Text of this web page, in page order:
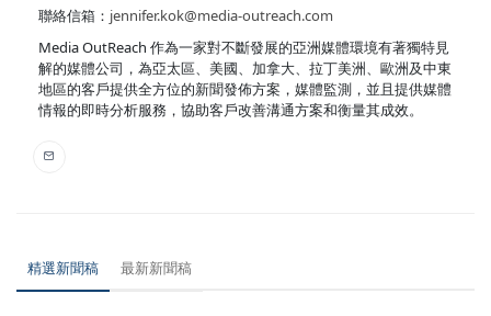
聯絡信箱： jennifer.kok@media-outreach.com
Media OutReach 作為一家對不斷發展的亞洲媒體環境有著獨特見
解的媒體公司，為亞太區、美國、加拿大、拉丁美洲、歐洲及中東
地區的客戶提供全方位的新聞發佈方案，媒體監測，並且提供媒體
情報的即時分析服務，協助客戶改善溝通方案和衡量其成效。
精選新聞稿 最新新聞稿